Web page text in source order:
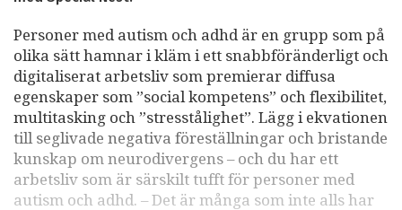
Personer med autism och adhd är en grupp som på
olika sätt hamnar i kläm i ett snabbföränderligt och
digitaliserat arbetsliv som premierar diffusa
egenskaper som ”social kompetens” och flexibilitet,
multitasking och ”stresstålighet”. Lägg i ekvationen
till seglivade negativa föreställningar och bristande
kunskap om neurodivergens – och du har ett
arbetsliv som är särskilt tufft för personer med
autism och adhd. – Det är många som inte alls har